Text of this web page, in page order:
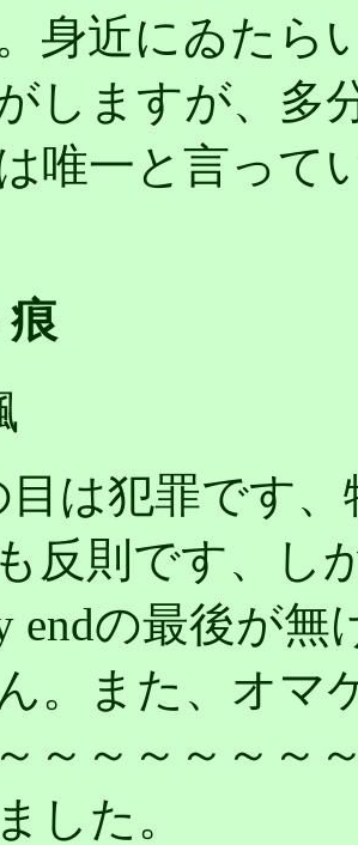
身近にゐたら
しますが、多
唯一と言って
目は犯罪です
反則です、し
endの最後が
。また、オマ
～～～～～～
した。